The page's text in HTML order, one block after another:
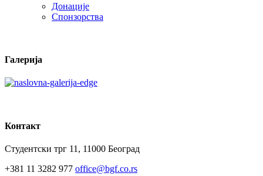
Донације
Спонзорства
Галерија
Контакт
Студентски трг 11, 11000 Београд
+381 11 3282 977 office@bgf.co.rs